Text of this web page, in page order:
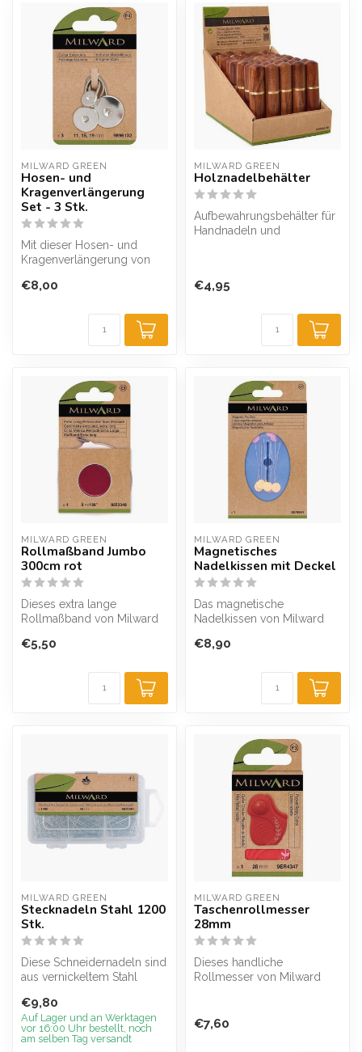
MILWARD GREEN
Hosen- und
Kragenverlängerung
Set - 3 Stk.
Mit dieser Hosen- und
Kragenverlängerung von
bestehende,...
€8,00
MILWARD GREEN
Holznadelbehälter
Aufbewahrungsbehälter für
Handnadeln und
€4,95
MILWARD GREEN
Rollmaßband Jumbo
300cm rot
Dieses extra lange
Rollmaßband von Milward
Knopfdruck an de...
€5,50
MILWARD GREEN
Magnetisches
Nadelkissen mit Deckel
Das magnetische
Nadelkissen von Milward
Oberfläche. Nadeln ...
€8,90
MILWARD GREEN
Stecknadeln Stahl 1200
Stk.
Diese Schneidernadeln sind
aus vernickeltem Stahl
Standardnadeln ...
€9,80
Auf Lager und an Werktagen
vor 16:00 Uhr bestellt, noch
am selben Tag versandt
MILWARD GREEN
Taschenrollmesser
28mm
Dieses handliche
Rollmesser von Milward
€7,60